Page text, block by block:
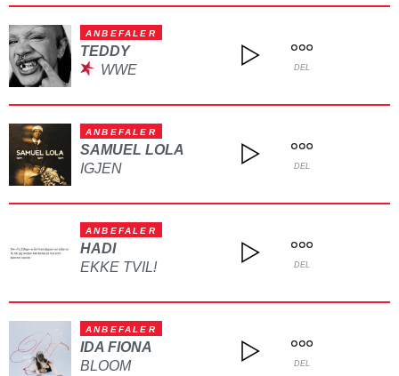
ANBEFALER
TEDDY
WWE
DEL
ANBEFALER
SAMUEL LOLA
IGJEN
DEL
ANBEFALER
HADI
EKKE TVIL!
DEL
ANBEFALER
IDA FIONA
BLOOM
DEL